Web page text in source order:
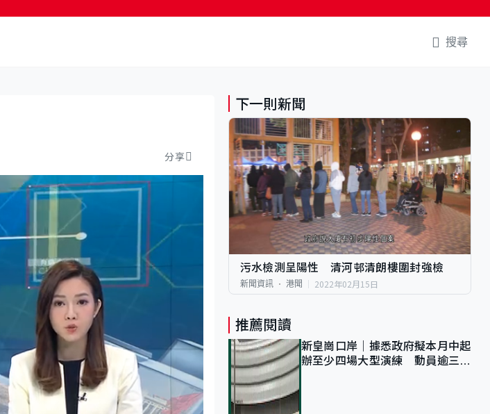
搜尋
分享
下一則新聞
污水檢測呈陽性 清河邨清朗樓圍封強檢
新聞資訊 港聞 2022年02月15日
推薦閱讀
新皇崗口岸｜據悉政府擬本月中起
辦至少四場大型演練 動員逾三萬